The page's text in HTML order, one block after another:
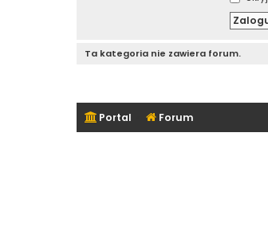
Ta kategoria nie zawiera forum.
Portal Forum